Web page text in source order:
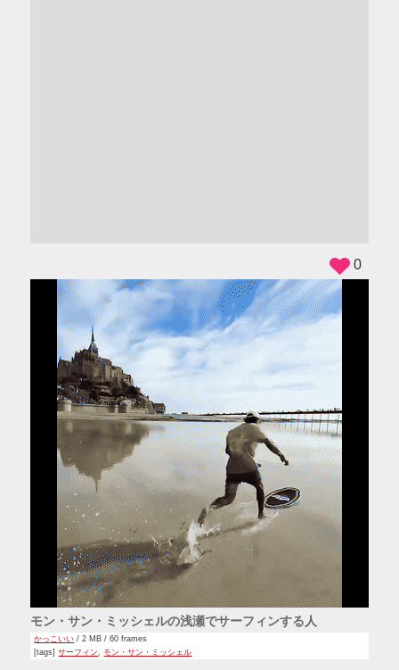
モン・サン・ミッシェルの浅瀬でサーフィンする人
かっこいい / 2 MB / 60 frames
[tags]サーフィン ,モン・サン・ミッシェル
0